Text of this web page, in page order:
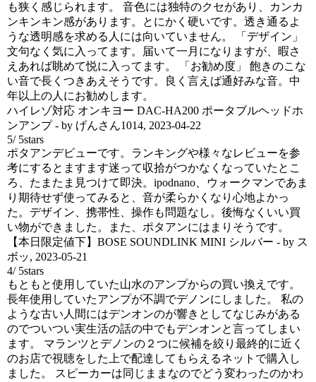
も狭く感じられます。 音色には独特のクセがあり、カンカ
ンキンキン感があります。とにかく硬いです。透き通るよ
うな透明感を求める人には向いていません。 「デザイン」
文句なく気に入ってます。届いて一月になりますが、暇さ
えあれば眺めて悦に入ってます。 「お勧め度」 飽きのこな
い音で長くつきあえそうです。良く言えば通好みな音。中
年以上の人にお勧めします。
ハイレゾ対応 オンキヨー DAC-HA200 ポータブルヘッドホ
ンアンプ- by げんさん1014, 2023-04-22
5/ 5stars
ポタアンデビューです。ランキングや様々なレビューを参
考にするとますます迷って収拾がつかなくなっていたとこ
ろ、たまたま見つけて即決。ipodnano、ウォークマンであま
り期待せず使ってみると、音が柔らかくなり心地よかっ
た。デザイン、携帯性、操作も問題なし。後悔なくいい買
い物ができました。また、ポタアンにはまりそうです。
【本日限定値下】BOSE SOUNDLINK MINI シルバー - by ス
ボッ, 2023-05-21
4/ 5stars
もともと使用していた山水のアンプからの買い換えです。
長年使用していたアンプが不調でデノンにしました。 私の
ような古い人間にはデンオンのが響きとしてなじみがある
のでついつい実生活の話の中でもデンオンと言ってしまい
ます。 マランツとデノンの２つに候補を絞り最終的に近く
のお店で視聴をした上で配達してもらえるネットで購入し
ました。 スピーカーは同じままなのでどう変わったのかわ